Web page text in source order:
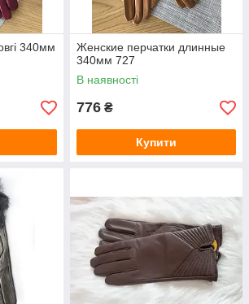
340мм
Женские перчатки длинные
340мм 727
В наявності
776 ₴
Купити